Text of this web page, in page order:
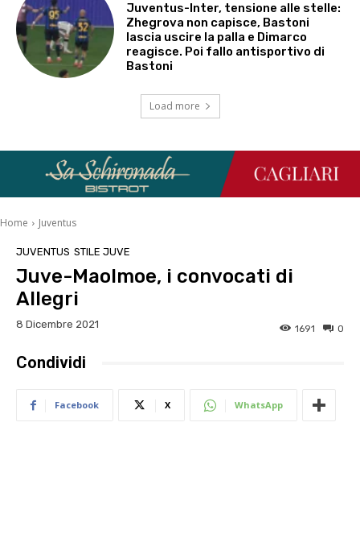
Juventus-Inter, tensione alle stelle:
Zhegrova non capisce, Bastoni
lascia uscire la palla e Dimarco
reagisce. Poi fallo antisportivo di
Bastoni
Load more